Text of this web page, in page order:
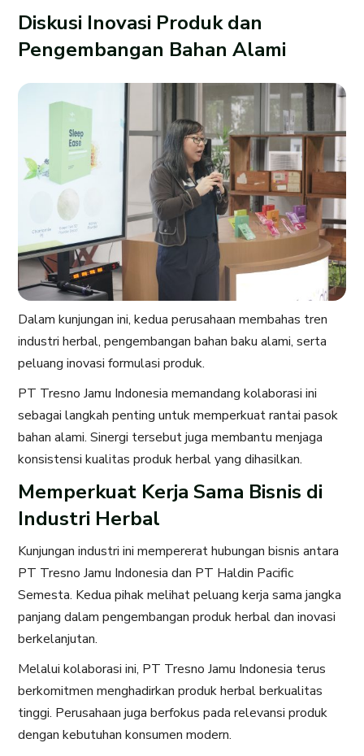
Diskusi Inovasi Produk dan
Pengembangan Bahan Alami
Dalam kunjungan ini, kedua perusahaan membahas tren
industri herbal, pengembangan bahan baku alami, serta
peluang inovasi formulasi produk.
PT Tresno Jamu Indonesia memandang kolaborasi ini
sebagai langkah penting untuk memperkuat rantai pasok
bahan alami. Sinergi tersebut juga membantu menjaga
konsistensi kualitas produk herbal yang dihasilkan.
Memperkuat Kerja Sama Bisnis di
Industri Herbal
Kunjungan industri ini mempererat hubungan bisnis antara
PT Tresno Jamu Indonesia dan PT Haldin Pacific
Semesta. Kedua pihak melihat peluang kerja sama jangka
panjang dalam pengembangan produk herbal dan inovasi
berkelanjutan.
Melalui kolaborasi ini, PT Tresno Jamu Indonesia terus
berkomitmen menghadirkan produk herbal berkualitas
tinggi. Perusahaan juga berfokus pada relevansi produk
dengan kebutuhan konsumen modern.